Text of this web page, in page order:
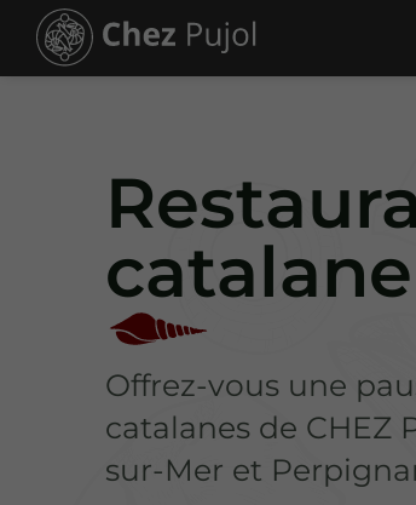
Offrez-vous une
catalanes de CHEZ
sur-Mer et